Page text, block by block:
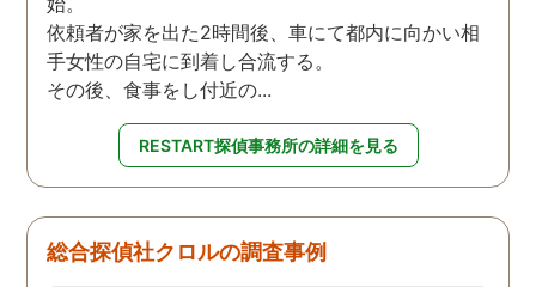
依頼者が家を出た2時間後、車にて都内に向かい相
手女性の自宅に到着し合流する。
その後、食事をし付近の...
RESTART探偵事務所の詳細を見る
総合探偵社クロルの調査事例